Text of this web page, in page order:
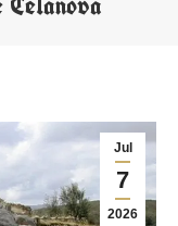
Jul
7
2026